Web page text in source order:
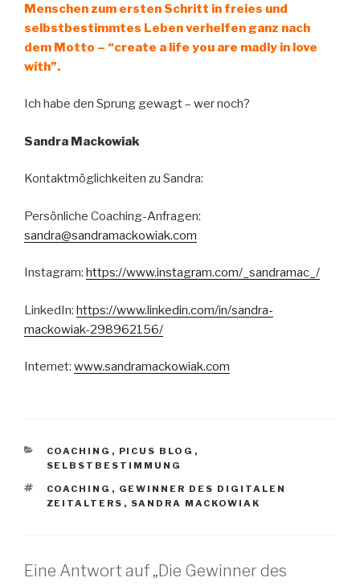
Menschen zum ersten Schritt in freies und
selbstbestimmtes Leben verhelfen ganz nach
dem Motto – “create a life you are madly in love
with”.
Ich habe den Sprung gewagt – wer noch?
Sandra Mackowiak
Kontaktmöglichkeiten zu Sandra:
Persönliche Coaching-Anfragen:
sandra@sandramackowiak.com
Instagram: https://www.instagram.com/_sandramac_/
LinkedIn: https://www.linkedin.com/in/sandra-
mackowiak-298962156/
Internet: www.sandramackowiak.com
KATEGORIEN
COACHING , PICUS BLOG ,
SELBSTBESTIMMUNG
SCHLAGWÖRTER
COACHING , GEWINNER DES DIGITALEN
ZEITALTERS , SANDRA MACKOWIAK
Eine Antwort auf „Die Gewinner des